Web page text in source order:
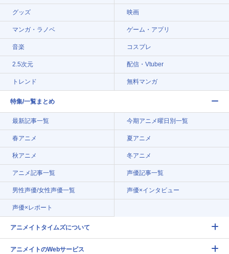
グッズ 映画
マンガ・ラノベ ゲーム・アプリ
音楽 コスプレ
2.5次元 配信・Vtuber
トレンド 無料マンガ
特集/一覧まとめ
最新記事一覧 今期アニメ曜日別一覧
春アニメ 夏アニメ
秋アニメ 冬アニメ
アニメ記事一覧 声優記事一覧
男性声優/女性声優一覧 声優×インタビュー
声優×レポート
アニメイトタイムズについて
アニメイトのWebサービス